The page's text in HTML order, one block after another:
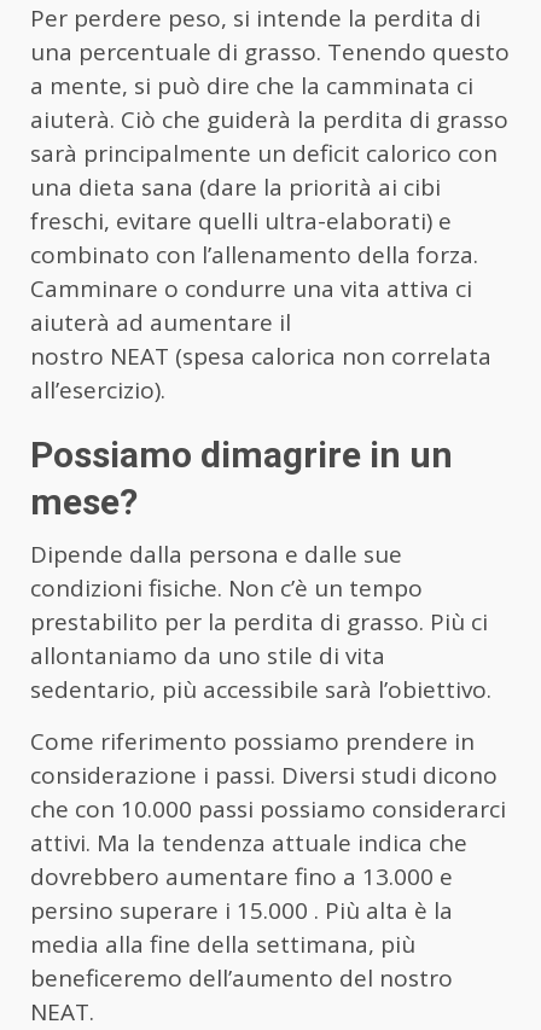
Per perdere peso, si intende la perdita di
una percentuale di grasso. Tenendo questo
a mente, si può dire che la camminata ci
aiuterà. Ciò che guiderà la perdita di grasso
sarà principalmente un deficit calorico con
una dieta sana (dare la priorità ai cibi
freschi, evitare quelli ultra-elaborati) e
combinato con l’allenamento della forza.
Camminare o condurre una vita attiva ci
aiuterà ad aumentare il
nostro NEAT (spesa calorica non correlata
all’esercizio).
Possiamo dimagrire in un
mese?
Dipende dalla persona e dalle sue
condizioni fisiche. Non c’è un tempo
prestabilito per la perdita di grasso. Più ci
allontaniamo da uno stile di vita
sedentario, più accessibile sarà l’obiettivo.
Come riferimento possiamo prendere in
considerazione i passi. Diversi studi dicono
che con 10.000 passi possiamo considerarci
attivi. Ma la tendenza attuale indica che
dovrebbero aumentare fino a 13.000 e
persino superare i 15.000 . Più alta è la
media alla fine della settimana, più
beneficeremo dell’aumento del nostro
NEAT.